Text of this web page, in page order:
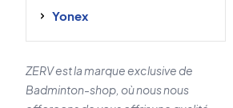
Yonex
ZERV est la marque exclusive de
Badminton-shop, où nous nous